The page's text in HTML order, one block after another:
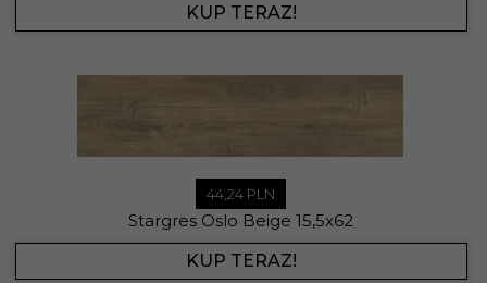
KUP TERAZ!
44,24 PLN
Stargres Oslo Beige 15,5x62
KUP TERAZ!